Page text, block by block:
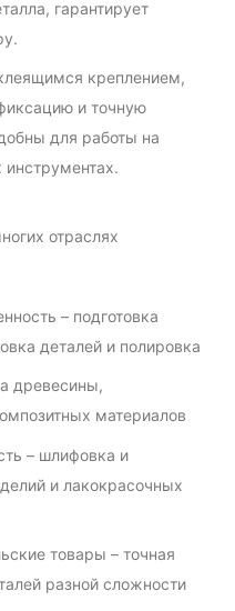
гарантирует
креплением,
и точную
для работы на
отраслях
– подготовка
деталей и полировка
древесины,
материалов
– шлифовка и
и лакокрасочных
товары – точная
разной сложности